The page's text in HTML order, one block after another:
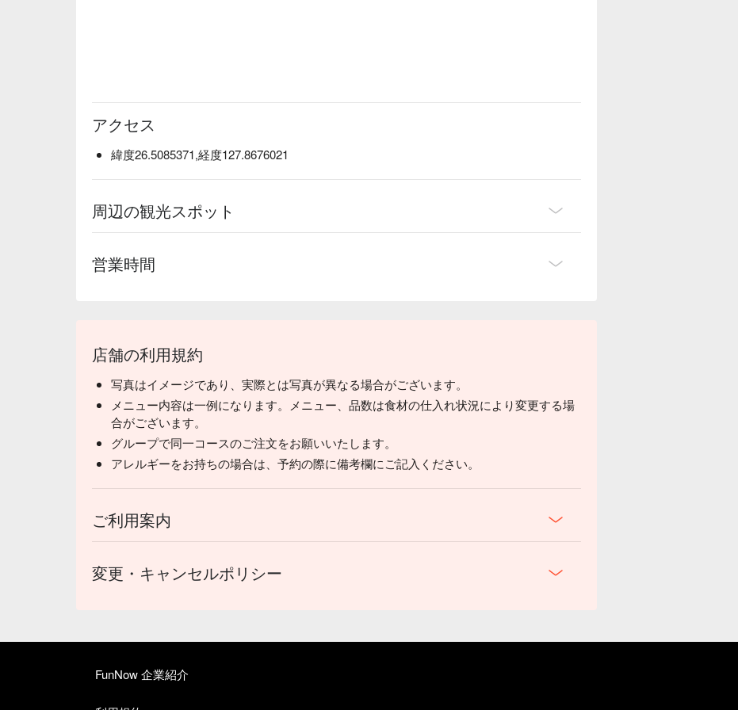
アクセス
緯度26.5085371,経度127.8676021
周辺の観光スポット
営業時間
店舗の利用規約
写真はイメージであり、実際とは写真が異なる場合がございます。
メニュー内容は一例になります。メニュー、品数は食材の仕入れ状況により変更する場
合がございます。
グループで同一コースのご注文をお願いいたします。
アレルギーをお持ちの場合は、予約の際に備考欄にご記入ください。
ご利用案内
変更・キャンセルポリシー
FunNow 企業紹介